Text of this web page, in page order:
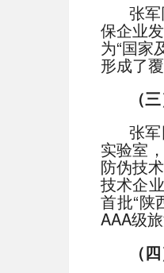
张
保企业
为“国家
形成了
（
张
实验室
防伪技
技术企
首批“陕
AAA级
（